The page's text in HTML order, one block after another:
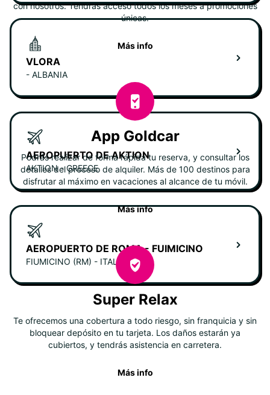
VLORA
- ALBANIA
AEROPUERTO DE AKTION
AKTION - GREECE
AEROPUERTO DE ROMA - FUIMICINO
FIUMICINO (RM) - ITALY
con nosotros. Tendrás acceso todos los meses a promociones
únicas.
Más info
App Goldcar
Podrás realizar de forma rápida tu reserva, y consultar los
detalles del proceso de alquiler. Más de 100 destinos para
disfrutar al máximo en vacaciones al alcance de tu móvil.
Más info
Super Relax
Te ofrecemos una cobertura a todo riesgo, sin franquicia y sin
bloquear depósito en tu tarjeta. Los daños estarán ya
cubiertos, y tendrás asistencia en carretera.
Más info